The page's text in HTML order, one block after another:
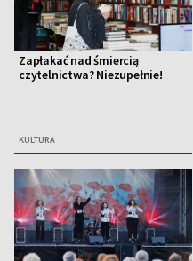
Zapłakać nad śmiercią
czytelnictwa? Niezupełnie!
KULTURA